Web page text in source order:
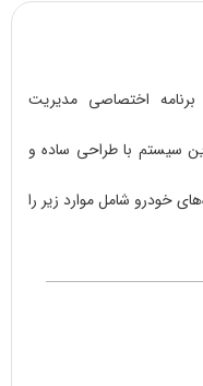
اختصاصی مدیریت
سیستم با طراحی ساده و
خودرو شامل موارد زیر را